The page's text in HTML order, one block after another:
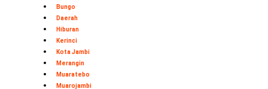
Bungo
Daerah
Hiburan
Kerinci
Kota Jambi
Merangin
Muaratebo
Muarojambi